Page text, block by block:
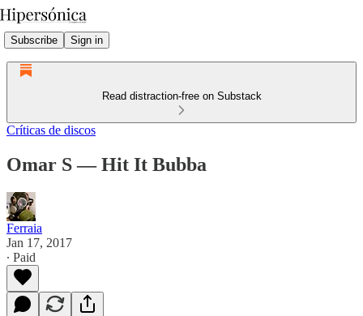
Subscribe Sign in
Read distraction-free on Substack
Críticas de discos
Omar S — Hit It Bubba
Ferraia
Jan 17, 2017
∙ Paid